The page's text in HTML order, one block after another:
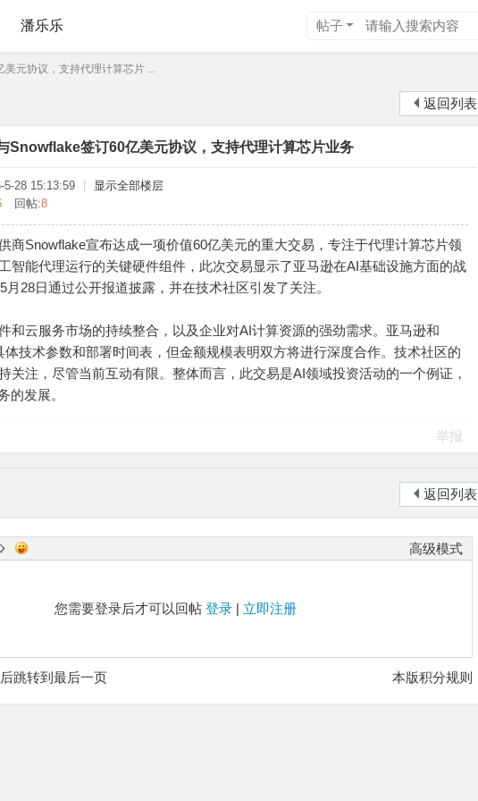
潘乐乐 帖子
元协议，支持代理计算芯片 ...
返回列表
Snowflake签订60亿美元协议，支持代理计算芯片业务
5-28 15:13:59
显示全部楼层
回帖:8
商Snowflake宣布达成一项价值60亿美元的重大交易，专注于代理计算芯片领
智能代理运行的关键硬件组件，此次交易显示了亚马逊在AI基础设施方面的战
28日通过公开报道披露，并在技术社区引发了关注。
和云服务市场的持续整合，以及企业对AI计算资源的强劲需求。亚马逊和
体技术参数和部署时间表，但金额规模表明双方将进行深度合作。技术社区的
关注，尽管当前互动有限。整体而言，此交易是AI领域投资活动的一个例证，
的发展。
举报
返回列表
高级模式
您需要登录后才可以回帖 登录| 立即注册
本版积分规则
跳转到最后一页